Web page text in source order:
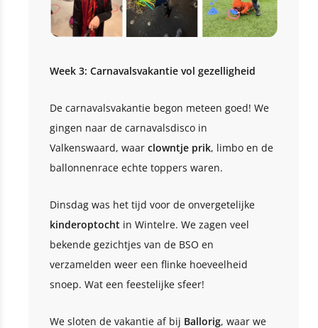
Week 3: Carnavalsvakantie vol gezelligheid
De carnavalsvakantie begon meteen goed! We
gingen naar de carnavalsdisco in
Valkenswaard, waar clowntje prik, limbo en de
ballonnenrace echte toppers waren.
Dinsdag was het tijd voor de onvergetelijke
kinderoptocht in Wintelre. We zagen veel
bekende gezichtjes van de BSO en
verzamelden weer een flinke hoeveelheid
snoep. Wat een feestelijke sfeer!
We sloten de vakantie af bij Ballorig, waar we